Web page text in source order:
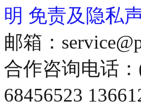
明 免责及隐私
邮箱：
合作咨询电话
68456523